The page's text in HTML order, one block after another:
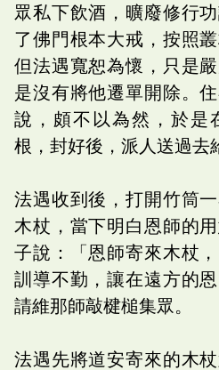
眾私下飲酒，曠廢修行
了佛門根本大戒，按照
但法遇寬恕為懷，只是
是沒有將他遷單開除。
說，頗不以為然，於是
根，封好後，派人送過去
法遇收到後，打開竹筒
木杖，當下明白恩師的
子說：「恩師寄來木杖
訓導不勤，讓在遠方的
請維那師敲楗槌集眾。
法遇先將道安寄來的木